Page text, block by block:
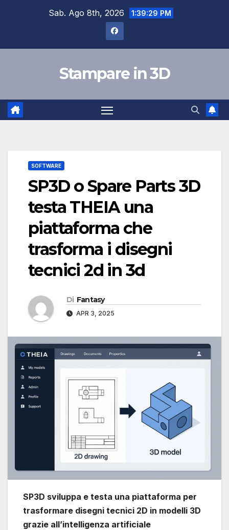
Sab. Ago 8th, 2026 1:39:30 PM
Stampare in 3D
SOFTWARE
SP3D o Spare Parts 3D
testa THEIA una
piattaforma che
trasforma i disegni
tecnici 2d in 3d
Di Fantasy
APR 3, 2025
SP3D sviluppa e testa una piattaforma per
trasformare disegni tecnici 2D in modelli 3D
grazie all’intelligenza artificiale